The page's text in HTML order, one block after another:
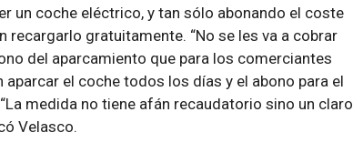
un coche eléctrico, y tan sólo abonando el coste
recargarlo gratuitamente. “No se les va a cobrar
del aparcamiento que para los comerciantes
el coche todos los días y el abono para el
medida no tiene afán recaudatorio sino un claro
Velasco.